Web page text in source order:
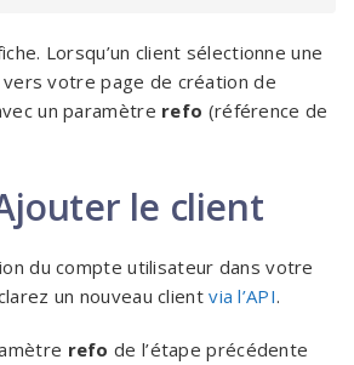
Lorsqu’un client sélectionne une
votre page de création de
un paramètre refo (référence de
le client
du compte utilisateur dans votre
un nouveau clientvia l’API.
refo de l’étape précédente